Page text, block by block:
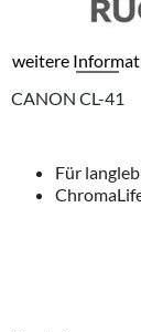
weitere
CANON CL-41
Für